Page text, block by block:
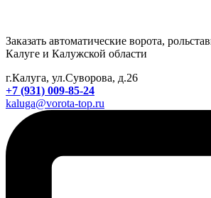
Заказать автоматические ворота,
Калуге и Калужской области
г.Калуга, ул.Суворова, д.26
+7 (931) 009-85-24
kaluga@vorota-top.ru